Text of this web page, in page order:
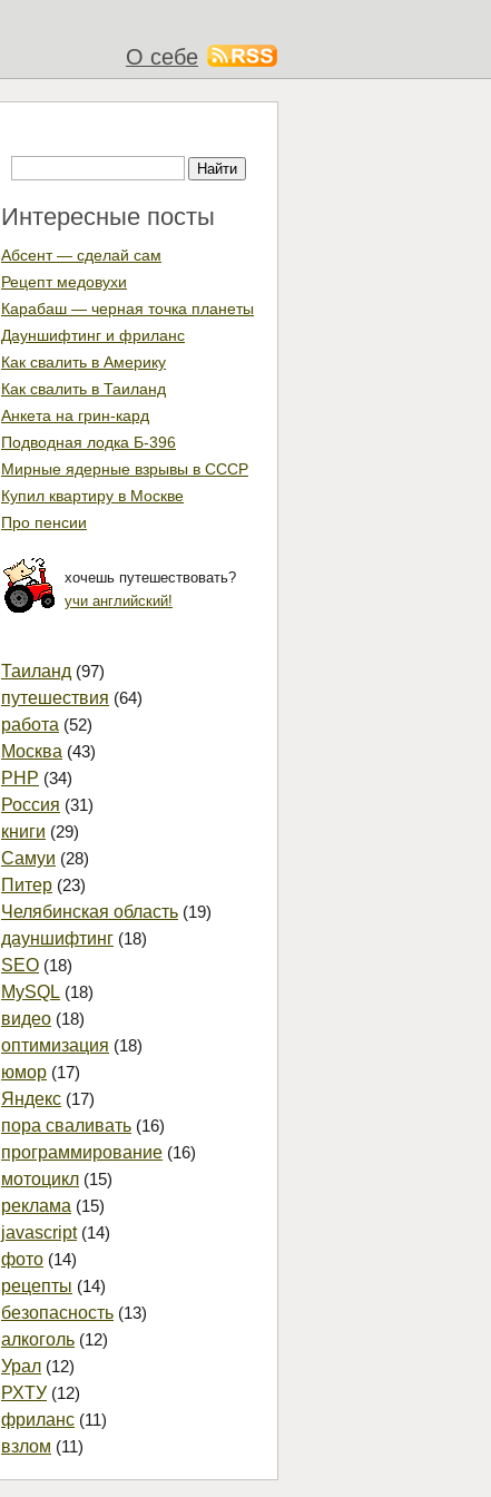
О себе
Интересные посты
Абсент — сделай сам
Рецепт медовухи
Карабаш — черная точка планеты
Дауншифтинг и фриланс
Как свалить в Америку
Как свалить в Таиланд
Анкета на грин-кард
Подводная лодка Б-396
Мирные ядерные взрывы в СССР
Купил квартиру в Москве
Про пенсии
хочешь путешествовать?
учи английский!
Таиланд (97)
путешествия (64)
работа (52)
Москва (43)
PHP (34)
Россия (31)
книги (29)
Самуи (28)
Питер (23)
Челябинская область (19)
дауншифтинг (18)
SEO (18)
MySQL (18)
видео (18)
оптимизация (18)
юмор (17)
Яндекс (17)
пора сваливать (16)
программирование (16)
мотоцикл (15)
реклама (15)
javascript(14)
фото (14)
рецепты (14)
безопасность (13)
алкоголь (12)
Урал (12)
РХТУ (12)
фриланс (11)
взлом (11)